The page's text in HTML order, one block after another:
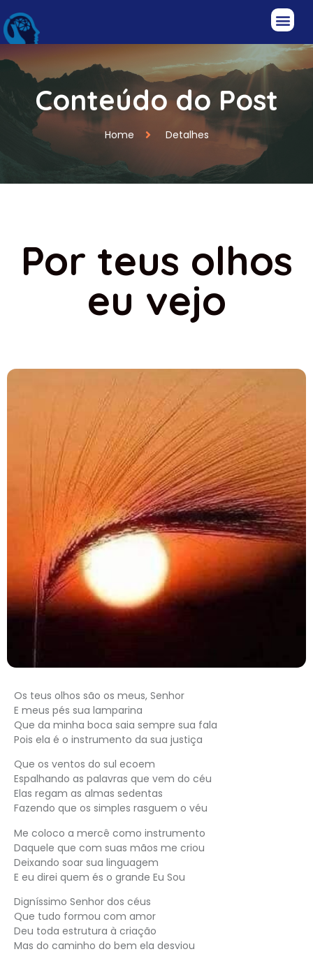
Conteúdo do Post
Home Detalhes
Por teus olhos
eu vejo
Os teus olhos são os meus, Senhor
E meus pés sua lamparina
Que da minha boca saia sempre sua fala
Pois ela é o instrumento da sua justiça
Que os ventos do sul ecoem
Espalhando as palavras que vem do céu
Elas regam as almas sedentas
Fazendo que os simples rasguem o véu
Me coloco a mercê como instrumento
Daquele que com suas mãos me criou
Deixando soar sua linguagem
E eu direi quem és o grande Eu Sou
Digníssimo Senhor dos céus
Que tudo formou com amor
Deu toda estrutura à criação
Mas do caminho do bem ela desviou